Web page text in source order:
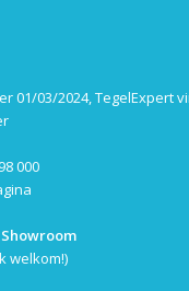
01/03/2024, TegelExpert
000
welkom!)